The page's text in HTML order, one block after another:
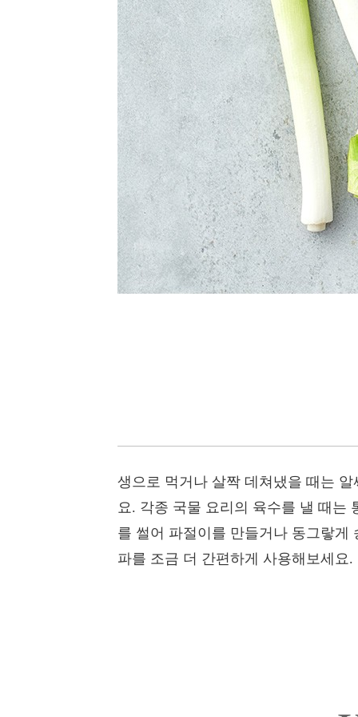
생으로 먹거나 살짝 데쳐냈을 때는
요. 각종 국물 요리의 육수를 낼 때는
를 썰어 파절이를 만들거나 동그랗게
파를 조금 더 간편하게 사용해보세요